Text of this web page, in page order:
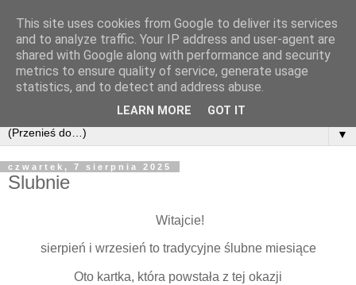
▼
czwartek, 7 sierpnia 2025
Slubnie
Witajcie!
sierpień i wrzesień to tradycyjne ślubne miesiące
Oto kartka, która powstała z tej okazji
This site uses cookies from Google to deliver its services
and to analyze traffic. Your IP address and user-agent are
shared with Google along with performance and security
metrics to ensure quality of service, generate usage
statistics, and to detect and address abuse.
LEARN MORE GOT IT